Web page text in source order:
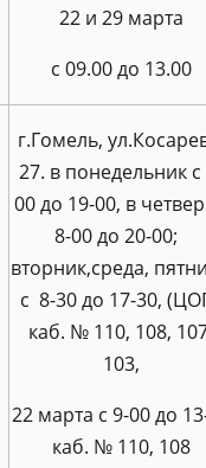
22 и 29 марта
с 09.00 до 13.00
г.Гомель,
27. в понедельник с
00 до 19-00, в
8-00 до 20-00;
вторник,среда,
с 8-30 до 17-30,
каб. № 110, 108,
103,
22 марта с 9-00 до
каб. № 110, 108